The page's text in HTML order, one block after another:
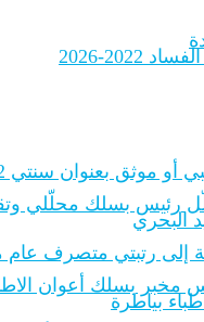
2026
بعنوان سنتي 2022و2023
بسلك محلّلي وتقني
البحري
إلى رتبتي
بسلك أعوان الاطارات
بياطرة